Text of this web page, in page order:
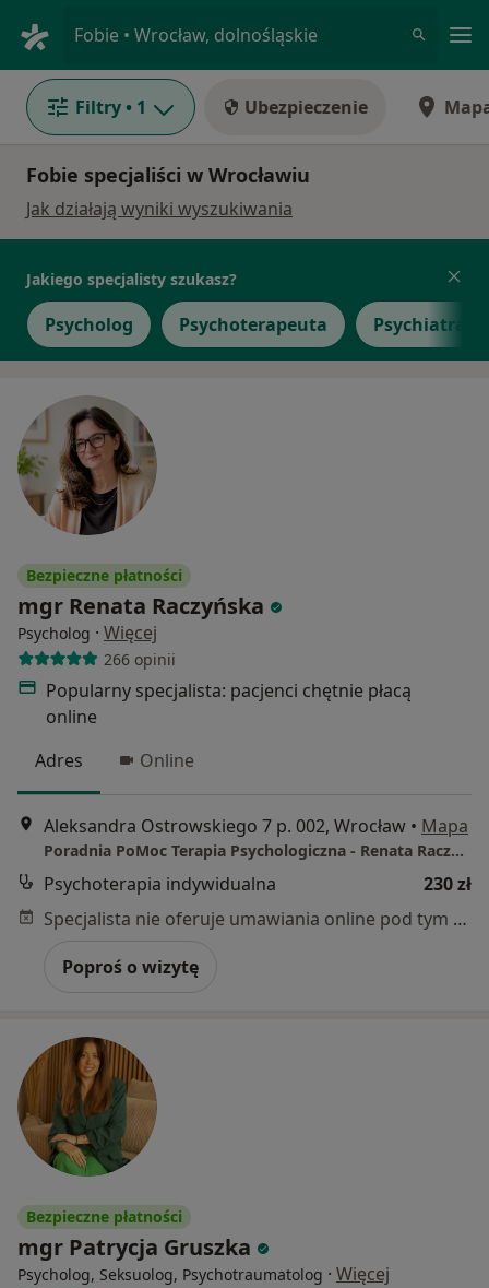
Fobie • Wrocław, dolnośląskie
Filtry • 1 Ubezpieczenie
Fobie specjaliści w Wrocławiu
Jak działają wyniki wyszukiwania
Jakiego specjalisty szukasz?
Psycholog Psychoterapeuta Psychiatra
Bezpieczne płatności
mgr Renata Raczyńska
Psycholog · Więcej
266 opinii
Popularny specjalista: pacjenci chętnie płacą
online
Adres
Online
Aleksandra Ostrowskiego 7 p. 002, Wrocław • Mapa
Poradnia PoMoc Terapia Psychologiczna - Renata Raczyńska
Psychoterapia indywidualna
230 zł
Specjalista nie oferuje umawiania online pod tym adresem.
Poproś o wizytę
Bezpieczne płatności
mgr Patrycja Gruszka
Psycholog, Seksuolog, Psychotraumatolog · Więcej